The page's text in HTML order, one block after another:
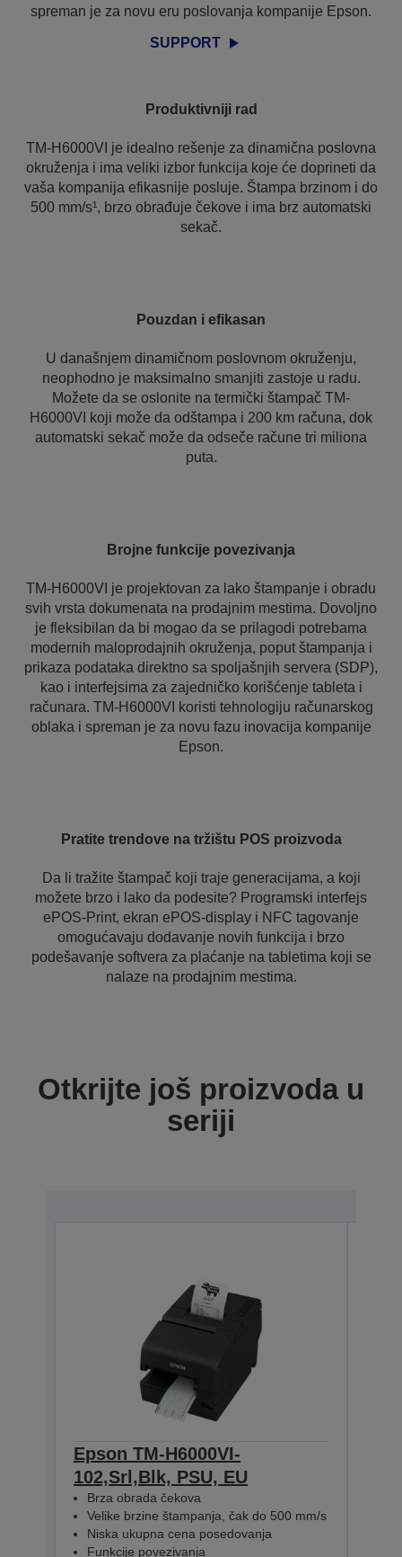
spreman je za novu eru poslovanja kompanije Epson.
SUPPORT
Produktivniji rad
TM-H6000VI je idealno rešenje za dinamična poslovna
okruženja i ima veliki izbor funkcija koje će doprineti da
vaša kompanija efikasnije posluje. Štampa brzinom i do
500 mm/s¹, brzo obrađuje čekove i ima brz automatski
sekač.
Pouzdan i efikasan
U današnjem dinamičnom poslovnom okruženju,
neophodno je maksimalno smanjiti zastoje u radu.
Možete da se oslonite na termički štampač TM-
H6000VI koji može da odštampa i 200 km računa, dok
automatski sekač može da odseče račune tri miliona
puta.
Brojne funkcije povezivanja
TM-H6000VI je projektovan za lako štampanje i obradu
svih vrsta dokumenata na prodajnim mestima. Dovoljno
je fleksibilan da bi mogao da se prilagodi potrebama
modernih maloprodajnih okruženja, poput štampanja i
prikaza podataka direktno sa spoljašnjih servera (SDP),
kao i interfejsima za zajedničko korišćenje tableta i
računara. TM-H6000VI koristi tehnologiju računarskog
oblaka i spreman je za novu fazu inovacija kompanije
Epson.
Pratite trendove na tržištu POS proizvoda
Da li tražite štampač koji traje generacijama, a koji
možete brzo i lako da podesite? Programski interfejs
ePOS-Print, ekran ePOS-display i NFC tagovanje
omogućavaju dodavanje novih funkcija i brzo
podešavanje softvera za plaćanje na tabletima koji se
nalaze na prodajnim mestima.
Otkrijte još proizvoda u
seriji
Epson TM-H6000VI-
102,Srl,Blk, PSU, EU
Brza obrada čekova
Velike brzine štampanja, čak do 500 mm/s
Niska ukupna cena posedovanja
Funkcije povezivanja